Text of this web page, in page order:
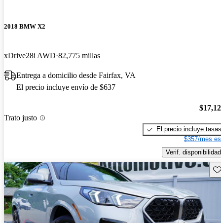
2018 BMW X2
xDrive28i AWD 82,775 millas
Entrega a domicilio desde Fairfax, VA
El precio incluye envío de $637
Trato justo
El precio incluye tasas
$357/mes
Verif. disponibilidad